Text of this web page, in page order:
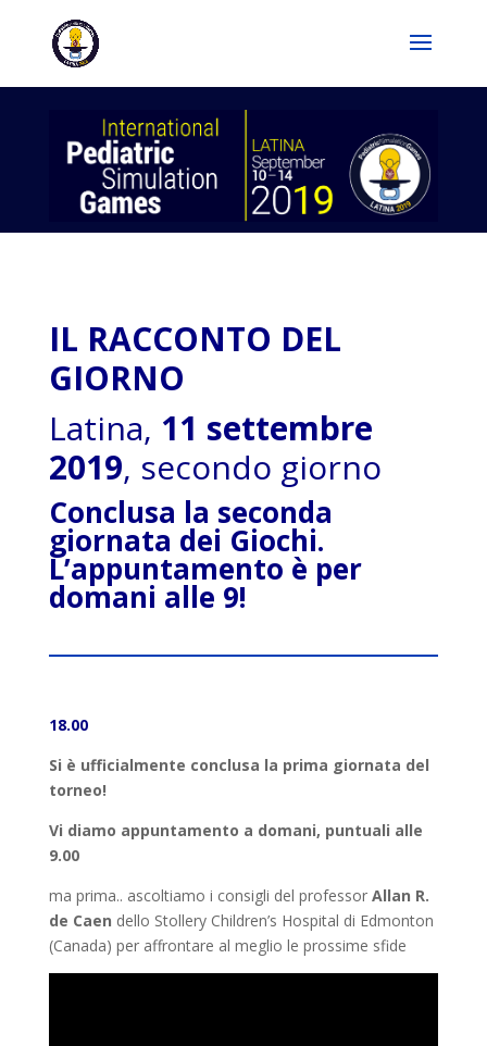
IL RACCONTO DEL
GIORNO
Latina, 11 settembre
2019, secondo giorno
Conclusa la seconda
giornata dei Giochi.
L’appuntamento è per
domani alle 9!
18.00
Si è ufficialmente conclusa la prima giornata del
torneo!
Vi diamo appuntamento a domani, puntuali alle
9.00
ma prima.. ascoltiamo i consigli del professor Allan R.
de Caen dello Stollery Children’s Hospital di Edmonton
(Canada) per affrontare al meglio le prossime sfide